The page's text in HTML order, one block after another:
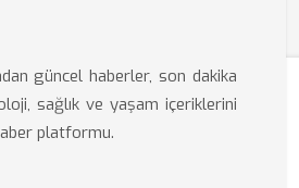
güncel haberler, son dakika
sağlık ve yaşam içeriklerini
platformu.